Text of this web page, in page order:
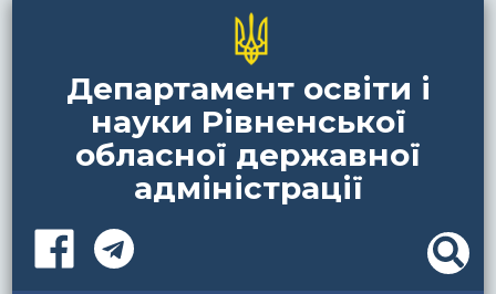
Департамент освіти і
науки Рівненської
обласної державної
адміністрації